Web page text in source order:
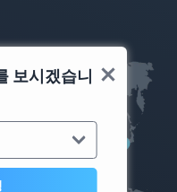
보시겠습니